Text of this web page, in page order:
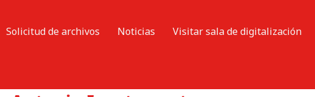
Solicitud de archivos Noticias
Visitar sala de digitalización